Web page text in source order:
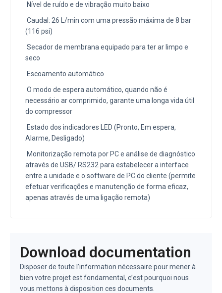
Nível de ruído e de vibração muito baixo
Caudal: 26 L/min com uma pressão máxima de 8 bar
(116 psi)
Secador de membrana equipado para ter ar limpo e
seco
Escoamento automático
O modo de espera automático, quando não é
necessário ar comprimido, garante uma longa vida útil
do compressor
Estado dos indicadores LED (Pronto, Em espera,
Alarme, Desligado)
Monitorização remota por PC e análise de diagnóstico
através de USB/ RS232 para estabelecer a interface
entre a unidade e o software de PC do cliente (permite
efetuar verificações e manutenção de forma eficaz,
apenas através de uma ligação remota)
Download documentation
Disposer de toute l’information nécessaire pour mener à
bien votre projet est fondamental, c’est pourquoi nous
vous mettons à disposition ces documents.